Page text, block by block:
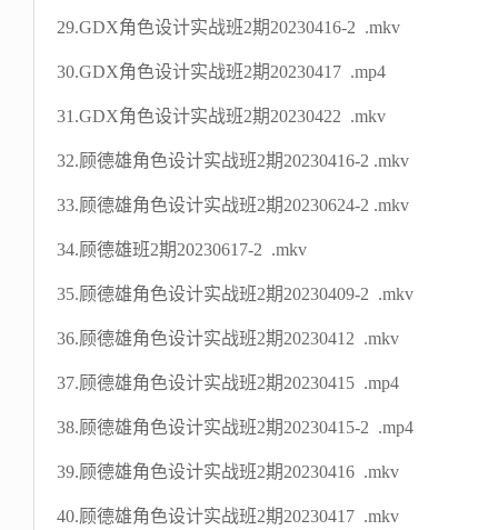
29.GDX角色设计实战班2期20230416-2 .mkv
30.GDX角色设计实战班2期20230417 .mp4
31.GDX角色设计实战班2期20230422 .mkv
32.顾德雄角色设计实战班2期20230416-2 .mkv
33.顾德雄角色设计实战班2期20230624-2 .mkv
34.顾德雄班2期20230617-2 .mkv
35.顾德雄角色设计实战班2期20230409-2 .mkv
36.顾德雄角色设计实战班2期20230412 .mkv
37.顾德雄角色设计实战班2期20230415 .mp4
38.顾德雄角色设计实战班2期20230415-2 .mp4
39.顾德雄角色设计实战班2期20230416 .mkv
40.顾德雄角色设计实战班2期20230417 .mkv